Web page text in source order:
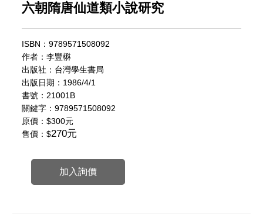
六朝隋唐仙道類小說研究
ISBN：9789571508092
作者：李豐楙
出版社：台灣學生書局
出版日期：1986/4/1
書號：21001B
關鍵字：9789571508092
原價：$300元
售價：$270元
加入詢價